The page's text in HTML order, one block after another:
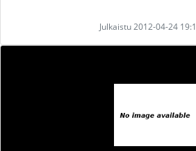
Julkaistu 2012-04-24